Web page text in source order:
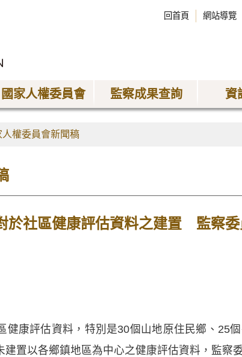
回首頁 網站導覽
國家人權委員會 監察成果查詢 資
人權委員會新聞稿
於社區健康評估資料之建置 監察
健康評估資料，特別是30個山地原住民鄉、25
建置以各鄉鎮地區為中心之健康評估資料，監察